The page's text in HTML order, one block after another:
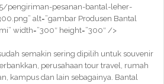
pengiriman-pesanan-bantal-leher-
alt=”gambar Produsen Bantal
width=”300″ height=”300″ />
semakin sering dipilih untuk souvenir
perusahaan tour travel, rumah
kampus dan lain sebagainya. Bantal